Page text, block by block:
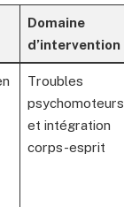
Domaine
d’intervention
Troubles
psychomoteurs
et intégration
corps-esprit